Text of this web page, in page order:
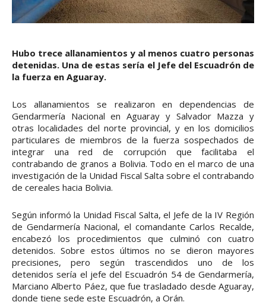
Hubo trece allanamientos y al menos cuatro personas
detenidas. Una de estas sería el Jefe del Escuadrón de
la fuerza en Aguaray.
Los allanamientos se realizaron en dependencias de
Gendarmería Nacional en Aguaray y Salvador Mazza y
otras localidades del norte provincial, y en los domicilios
particulares de miembros de la fuerza sospechados de
integrar una red de corrupción que facilitaba el
contrabando de granos a Bolivia. Todo en el marco de una
investigación de la Unidad Fiscal Salta sobre el contrabando
de cereales hacia Bolivia.
Según informó la Unidad Fiscal Salta, el Jefe de la IV Región
de Gendarmería Nacional, el comandante Carlos Recalde,
encabezó los procedimientos que culminó con cuatro
detenidos. Sobre estos últimos no se dieron mayores
precisiones, pero según trascendidos uno de los
detenidos sería el jefe del Escuadrón 54 de Gendarmería,
Marciano Alberto Páez, que fue trasladado desde Aguaray,
donde tiene sede este Escuadrón, a Orán.